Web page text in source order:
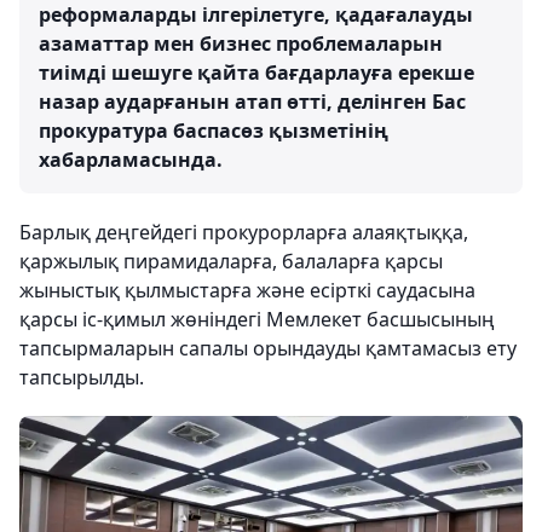
реформаларды ілгерілетуге, қадағалауды
азаматтар мен бизнес проблемаларын
тиімді шешуге қайта бағдарлауға ерекше
назар аударғанын атап өтті, делінген Бас
прокуратура баспасөз қызметінің
хабарламасында.
Барлық деңгейдегі прокурорларға алаяқтыққа,
қаржылық пирамидаларға, балаларға қарсы
жыныстық қылмыстарға және есірткі саудасына
қарсы іс-қимыл жөніндегі Мемлекет басшысының
тапсырмаларын сапалы орындауды қамтамасыз ету
тапсырылды.